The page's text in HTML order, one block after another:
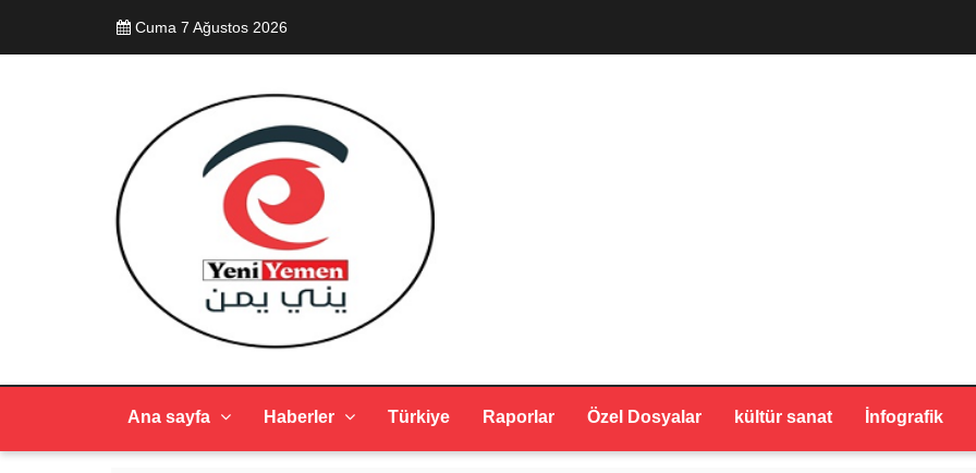
Cuma 7 Ağustos 2026
Ana sayfa Haberler Türkiye Raporlar Özel Dosyalar kültür sanat İnfografik